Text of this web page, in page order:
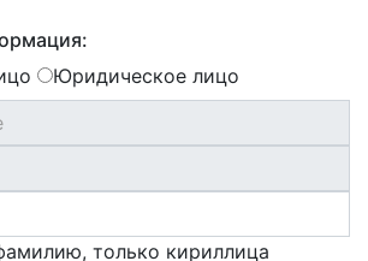
Юридическое лицо
только кириллица